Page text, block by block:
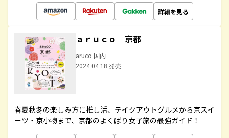
詳細を見る
ａｒｕｃｏ 京都
aruco 国内
2024.04.18 発売
春夏秋冬の楽しみ方に推し活、テイクアウトグルメから京スイ
ーツ・京小物まで、京都のよくばり女子旅の最強ガイド！